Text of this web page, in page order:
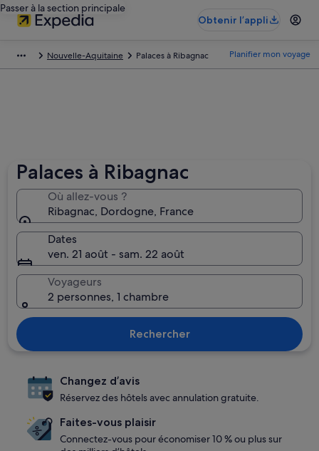
Passer à la section principale
Obtenir l’appli
Nouvelle-Aquitaine Palaces à Ribagnac Planifier mon voyage
Palaces à Ribagnac
Où allez-vous ?
Ribagnac, Dordogne, France
Dates
ven. 21 août - sam. 22 août
Voyageurs
2 personnes, 1 chambre
Rechercher
Changez d’avis
Réservez des hôtels avec annulation gratuite.
Faites-vous plaisir
Connectez-vous pour économiser 10 % ou plus sur